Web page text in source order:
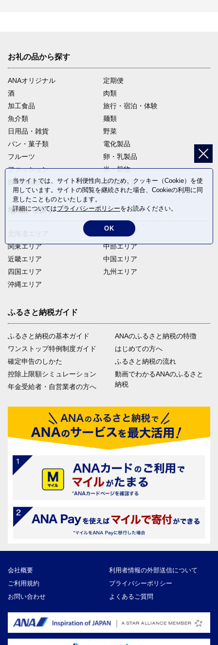
お礼の品から探す
ANAオリジナル
定期便
酒
肉類
加工食品
旅行・宿泊・体験
魚介類
麺類
日用品・雑貨
野菜
パン・菓子類
電化製品
フルーツ
卵・乳製品
ファッション
米・穀物
飲料(酒以外)
返礼品なし
地域から探す
関東エリア
近畿エリア
四国エリア
沖縄エリア
東北エリア
中部エリア
中国エリア
九州エリア
ふるさと納税ガイド
ふるさと納税の基本ガイド
ワンストップ特例制度ガイド
確定申告のしかた
控除上限額シミュレーション
年金受給者・自営業者の方へ
ANAのふるさと納税の特徴
はじめての方へ
ふるさと納税の流れ
動画でわかるANAのふるさと
納税
会社概要
利用者情報の外部送信について
ご利用規約
プライバシーポリシー
お問い合わせ
よくあるご質問
当サイトでは、サイト利便性向上のため、クッキー（Cookie）を使
用しています。サイトの閲覧を継続された場合、Cookieの利用に同
意したことものといたします。
詳細についてはプライバシーポリシーをお読みください。
OK